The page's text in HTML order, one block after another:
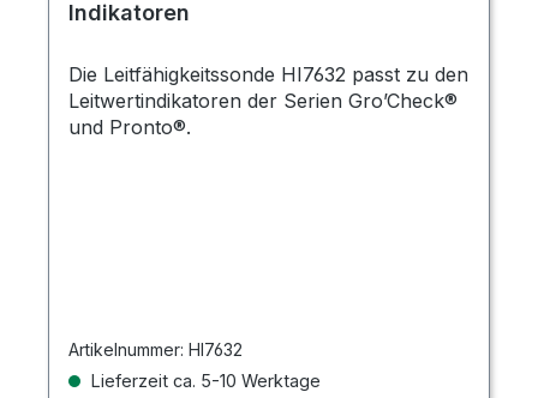
Indikatoren
Die Leitfähigkeitssonde HI7632 passt zu den
Leitwertindikatoren der Serien Gro’Check®
und Pronto®.
Artikelnummer: HI7632
Lieferzeit ca. 5-10 Werktage